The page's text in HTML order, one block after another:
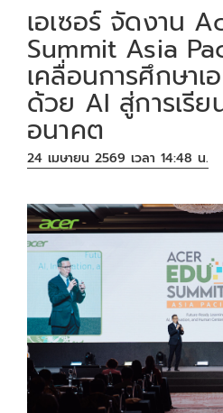
เอเซอร์ จัดงาน
Summit Asia
เคลื่อนการศึกษาเ
ด้วย AI สู่การเรี
อนาคต
24 เมษายน 2569 เวลา 14:48 น.